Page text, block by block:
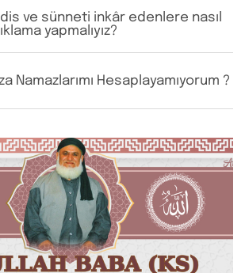
ve sünneti inkâr edenlere nasıl
yapmalıyız?
Namazlarımı Hesaplayamıyorum ?